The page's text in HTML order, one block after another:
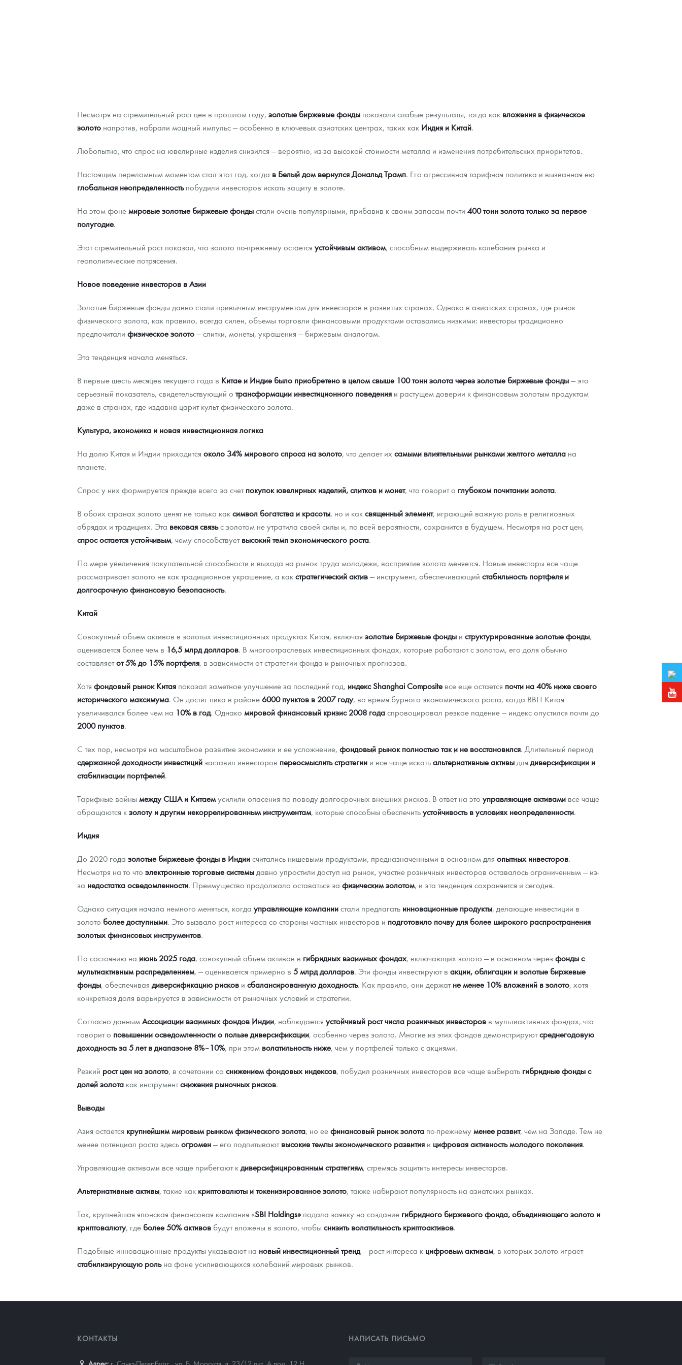
Несмотря на стремительный рост цен в прошлом году, золотые биржевые фонды показали слабые результаты, тогда как вложения в физическое
золото напротив, набрали мощный импульс — особенно в ключевых азиатских центрах, таких как Индия и Китай.
Любопытно, что спрос на ювелирные изделия снизился — вероятно, из-за высокой стоимости металла и изменения потребительских приоритетов.
Настоящим переломным моментом стал этот год, когда в Белый дом вернулся Дональд Трамп. Его агрессивная тарифная политика и вызванная ею
глобальная неопределенностьпобудили инвесторов искать защиту в золоте.
На этом фонемировые золотые биржевые фондыстали очень популярными, прибавив к своим запасам почти 400 тонн золота только за первое
полугодие.
Этот стремительный рост показал, что золото по-прежнему остается устойчивым активом, способным выдерживать колебания рынка и
геополитические потрясения.
Новое поведение инвесторов в Азии
Золотые биржевые фонды давно стали привычным инструментом для инвесторов в развитых странах. Однако в азиатских странах, где рынок
физического золота, как правило, всегда силен, объемы торговли финансовыми продуктами оставались низкими: инвесторы традиционно
предпочитали физическое золото— слитки, монеты, украшения — биржевым аналогам.
Эта тенденция начала меняться.
В первые шесть месяцев текущего года в Китае и Индие было приобретено в целом свыше 100 тонн золота через золотые биржевые фонды— это
серьезный показатель, свидетельствующий о трансформации инвестиционного поведения и растущем доверии к финансовым золотым продуктам
даже в странах, где издавна царит культ физического золота.
Культура, экономика и новая инвестиционная логика
На долю Китая и Индии приходится около 34% мирового спроса на золото, что делает их самыми влиятельными рынками желтого металла на
планете.
Спрос у них формируется прежде всего за счетпокупок ювелирных изделий, слитков и монет, что говорит о глубоком почитании золота.
В обоих странах золото ценят не только каксимвол богатства и красоты, но и каксвященный элемент, играющий важную роль в религиозных
обрядах и традициях. Эта вековая связьс золотом не утратила своей силы и, по всей вероятности, сохранится в будущем. Несмотря на рост цен,
спрос остается устойчивым, чему способствуетвысокий темп экономического роста.
По мере увеличения покупательной способности и выхода на рынок труда молодежи, восприятие золота меняется. Новые инвесторы все чаще
рассматривает золото не как традиционное украшение, а какстратегический актив— инструмент, обеспечивающий стабильность портфеля и
долгосрочную финансовую безопасность.
Китай
Совокупный объем активов в золотых инвестиционных продуктах Китая, включая золотые биржевые фонды и структурированные золотые фонды,
оценивается более чем в 16,5 млрд долларов. В многоотраслевых инвестиционных фондах, которые работают с золотом, его доля обычно
составляетот 5% до 15% портфеля, в зависимости от стратегии фонда и рыночных прогнозов.
Хотя фондовый рынок Китая показал заметное улучшение за последний год, индекс Shanghai Composite все еще остается почти на 40% ниже своего
исторического максимума. Он достиг пика в районе6000 пунктов в 2007 году, во время бурного экономического роста, когда ВВП Китая
увеличивался более чем на 10% в год. Однако мировой финансовый кризис 2008 годаспровоцировал резкое падение — индекс опустился почти до
2000 пунктов.
С тех пор, несмотря на масштабное развитие экономики и ее усложнение, фондовый рынок полностью так и не восстановился. Длительный период
сдержанной доходности инвестицийзаставил инвесторов переосмыслить стратегии и все чаще искатьальтернативные активыдлядиверсификации и
стабилизации портфелей.
Тарифные войны между США и Китаемусилили опасения по поводу долгосрочных внешних рисков. В ответ на это управляющие активами все чаще
обращаются кзолоту и другим некоррелированным инструментам, которые способны обеспечитьустойчивость в условиях неопределенности.
Индия
До 2020 года золотые биржевые фонды в Индиисчитались нишевыми продуктами, предназначенными в основном для опытных инвесторов.
Несмотря на то что электронные торговые системыдавно упростили доступ на рынок, участие розничных инвесторов оставалось ограниченным — из-
за недостатка осведомленности. Преимущество продолжало оставаться за физическим золотом, и эта тенденция сохраняется и сегодня.
Однако ситуация начала немного меняться, когда управляющие компаниистали предлагать инновационные продукты, делающие инвестиции в
золото более доступными. Это вызвало рост интереса со стороны частных инвесторов и подготовило почву для более широкого распространения
золотых финансовых инструментов.
По состоянию на июнь 2025 года, совокупный объем активов в гибридных взаимных фондах, включающих золото — в основном через фонды с
мультиактивным распределением, — оценивается примерно в 5 млрд долларов. Эти фонды инвестируют в акции, облигации и золотые биржевые
фонды, обеспечиваядиверсификацию рисков и сбалансированную доходность. Как правило, они держатне менее 10% вложений в золото, хотя
конкретная доля варьируется в зависимости от рыночных условий и стратегии.
Согласно даннымАссоциации взаимных фондов Индии, наблюдается устойчивый рост числа розничных инвесторов в мультиактивных фондах, что
говорит о повышении осведомленности о пользе диверсификации, особенно через золото. Многие из этих фондов демонстрируютсреднегодовую
доходность за 5 лет в диапазоне 8%–10%, при этом волатильность ниже, чем у портфелей только с акциями.
Резкий рост цен на золото, в сочетании со снижением фондовых индексов, побудил розничных инвесторов все чаще выбирать гибридные фонды с
долей золота как инструментснижения рыночных рисков.
Выводы
Азия остается крупнейшим мировым рынком физического золота, но еефинансовый рынок золота по-прежнемуменее развит, чем на Западе. Тем не
менее потенциал роста здесьогромен— его подпитываютвысокие темпы экономического развития и цифровая активность молодого поколения.
Управляющие активами все чаще прибегают кдиверсифицированным стратегиям, стремясь защитить интересы инвесторов.
Альтернативные активы, такие как криптовалюты и токенизированное золото, также набирают популярность на азиатских рынках.
Так, крупнейшая японская финансовая компания «SBI Holdings»подала заявку на создание гибридного биржевого фонда, объединяющего золото и
криптовалюту, где более 50% активов будут вложены в золото, чтобы снизить волатильность криптоактивов.
Подобные инновационные продукты указывают на новый инвестиционный тренд— рост интереса к цифровым активам, в которых золото играет
стабилизирующую рольна фоне усиливающихся колебаний мировых рынков.
КОНТАКТЫ НАПИСАТЬ ПИСЬМО